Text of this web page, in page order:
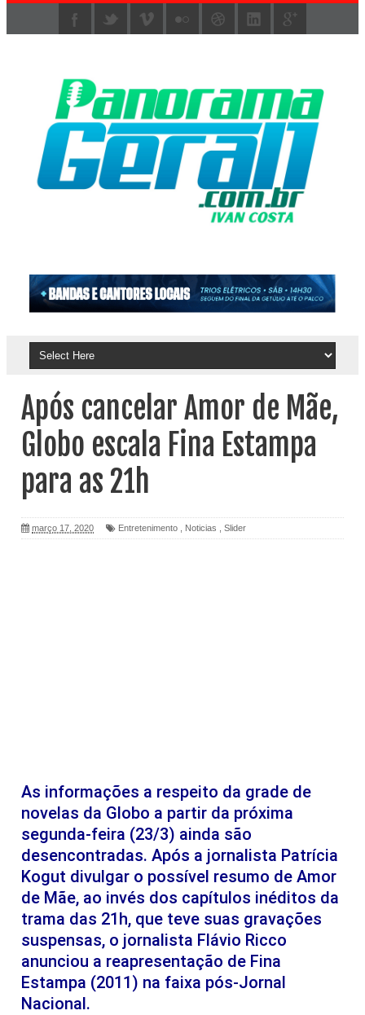
Após cancelar Amor de Mãe,
Globo escala Fina Estampa
para as 21h
março 17, 2020 Entretenimento Noticias Slider
As informações a respeito da grade de
novelas da Globo a partir da próxima
segunda-feira (23/3) ainda são
desencontradas. Após a jornalista Patrícia
Kogut divulgar o possível resumo de Amor
de Mãe, ao invés dos capítulos inéditos da
trama das 21h, que teve suas gravações
suspensas, o jornalista Flávio Ricco
anunciou a reapresentação de Fina
Estampa (2011) na faixa pós-Jornal
Nacional.